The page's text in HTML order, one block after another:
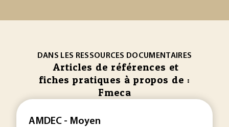
DANS LES RESSOURCES DOCUMENTAIRES
Articles de références et
fiches pratiques à propos de :
Fmeca
AMDEC - Moyen